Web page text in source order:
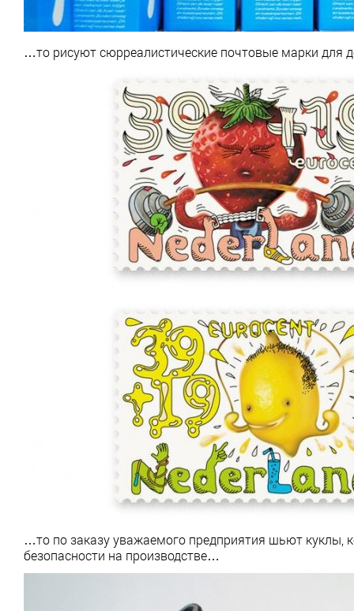
…то рисуют сюрреалистические почтовые марки для
…то по заказу уважаемого предприятия шьют куклы,
безопасности на производстве…